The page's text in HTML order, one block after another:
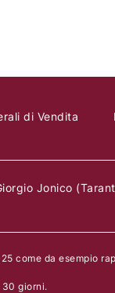
di Vendita
Jonico
come da esempio
30 giorni.